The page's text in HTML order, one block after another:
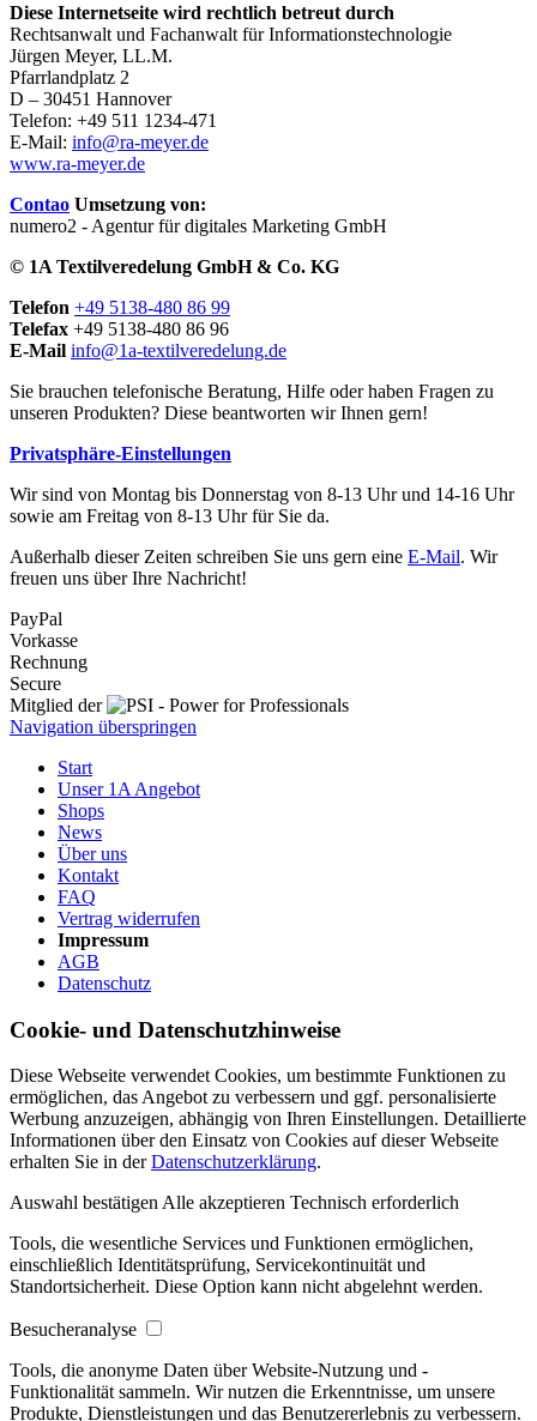
Diese Internetseite wird rechtlich betreut durch
Rechtsanwalt und Fachanwalt für Informationstechnologie
Jürgen Meyer, LL.M.
Pfarrlandplatz 2
D – 30451 Hannover
Telefon: +49 511 1234-471
E-Mail: info@ra-meyer.de
www.ra-meyer.de
Contao Umsetzung von:
numero2 - Agentur für digitales Marketing GmbH
© 1A Textilveredelung GmbH & Co. KG
Telefon +49 5138-480 86 99
Telefax +49 5138-480 86 96
E-Mail info@1a-textilveredelung.de
Sie brauchen telefonische Beratung, Hilfe oder haben Fragen zu
unseren Produkten? Diese beantworten wir Ihnen gern!
Privatsphäre-Einstellungen
Wir sind von Montag bis Donnerstag von 8-13 Uhr und 14-16 Uhr
sowie am Freitag von 8-13 Uhr für Sie da.
Außerhalb dieser Zeiten schreiben Sie uns gern eine E-Mail. Wir
freuen uns über Ihre Nachricht!
PayPal
Vorkasse
Rechnung
Secure
Mitglied der
Navigation überspringen
Start
Unser 1A Angebot
Shops
News
Über uns
Kontakt
FAQ
Vertrag widerrufen
Impressum
AGB
Datenschutz
Cookie- und Datenschutzhinweise
Diese Webseite verwendet Cookies, um bestimmte Funktionen zu
ermöglichen, das Angebot zu verbessern und ggf. personalisierte
Werbung anzuzeigen, abhängig von Ihren Einstellungen. Detaillierte
Informationen über den Einsatz von Cookies auf dieser Webseite
erhalten Sie in derDatenschutzerklärung.
Auswahl bestätigen Alle akzeptieren Technisch erforderlich
Tools, die wesentliche Services und Funktionen ermöglichen,
einschließlich Identitätsprüfung, Servicekontinuität und
Standortsicherheit. Diese Option kann nicht abgelehnt werden.
Besucheranalyse
Tools, die anonyme Daten über Website-Nutzung und -
Funktionalität sammeln. Wir nutzen die Erkenntnisse, um unsere
Produkte, Dienstleistungen und das Benutzererlebnis zu verbessern.